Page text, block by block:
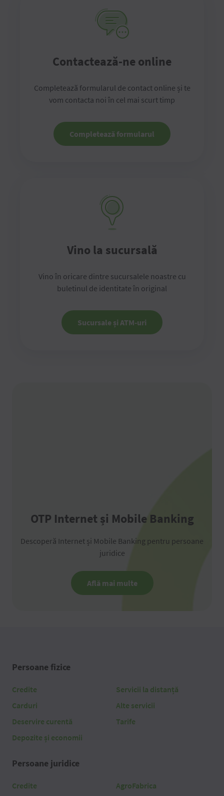
Contactează-ne online
Completează formularul de contact online și te
vom contacta noi în cel mai scurt timp
Completează formularul
Vino la sucursală
Vino în oricare dintre sucursalele noastre cu
buletinul de identitate în original
Sucursale și ATM-uri
OTP Internet și Mobile Banking
Descoperă Internet și Mobile Banking pentru persoane
juridice
Află mai multe
Persoane fizice
Credite
Carduri
Deservire curentă
Depozite și economii
Servicii la distanță
Alte servicii
Tarife
Persoane juridice
Credite
AgroFabrica